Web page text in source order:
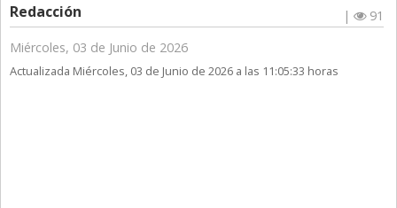
Redacción |
91
Miércoles, 03 de Junio de 2026
Actualizada Miércoles, 03 de Junio de 2026 a las 11:05:33 horas